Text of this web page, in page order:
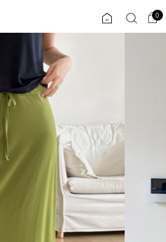
0
플러스핏
COMMUNITY
ALL
익스클루시브
아우터
0